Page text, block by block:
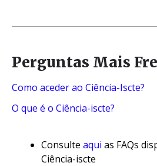
Perguntas Mais
Como aceder ao Ciência-Iscte?
O que é o Ciência-iscte?
Consulte aqui as FAQs
Ciência-iscte